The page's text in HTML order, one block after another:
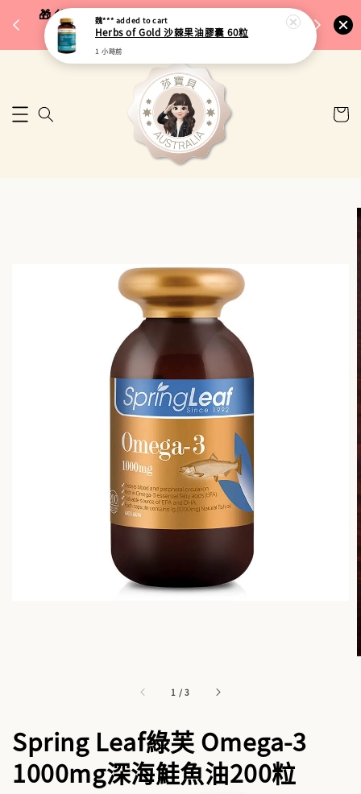
🎁 父親節限定｜全館96折・指定品牌88折｜滿
$5,000再折$100
🚚 台
1 /3
Spring Leaf綠芙 Omega-3
1000mg深海鮭魚油200粒
魏*** added to cart
Herbs of Gold 沙棘果油膠囊 60粒
1 小時前